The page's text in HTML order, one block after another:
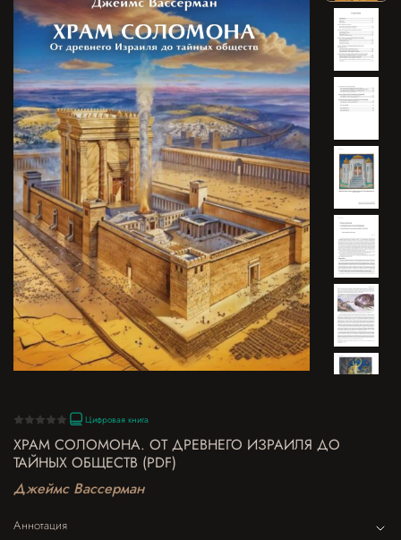
Цифровая книга
ХРАМ СОЛОМОНА. ОТ ДРЕВНЕГО ИЗРАИЛЯ ДО
ТАЙНЫХ ОБЩЕСТВ (PDF)
Джеймс Вассерман
Аннотация